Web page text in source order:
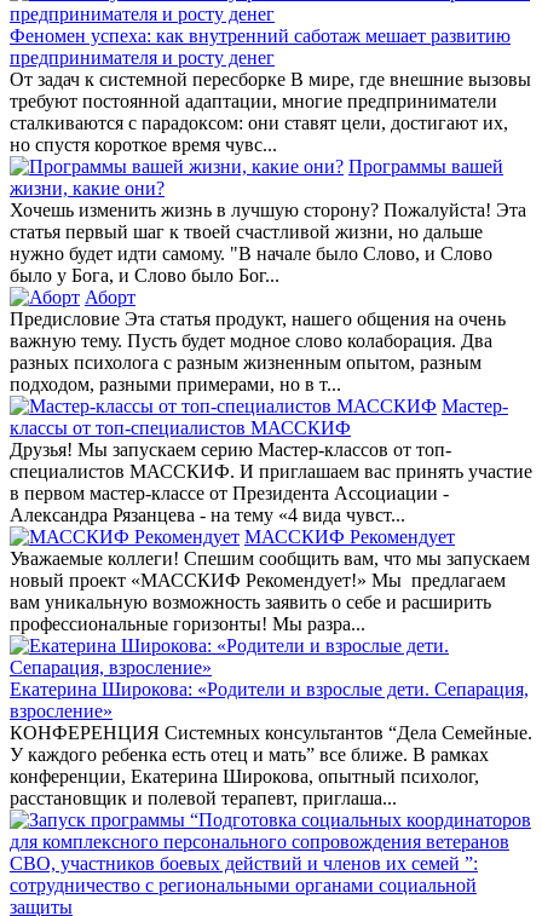
Феномен успеха: как внутренний саботаж мешает развитию
предпринимателя и росту денег
От задач к системной пересборке В мире, где внешние вызовы
требуют постоянной адаптации, многие предприниматели
сталкиваются с парадоксом: они ставят цели, достигают их,
но спустя короткое время чувс...
Программы вашей
жизни, какие они?
Хочешь изменить жизнь в лучшую сторону? Пожалуйста! Эта
статья первый шаг к твоей счастливой жизни, но дальше
нужно будет идти самому. "В начале было Слово, и Слово
было у Бога, и Слово было Бог...
Аборт
Предисловие Эта статья продукт, нашего общения на очень
важную тему. Пусть будет модное слово колаборация. Два
разных психолога с разным жизненным опытом, разным
подходом, разными примерами, но в т...
Мастер-
классы от топ-специалистов МАССКИФ
Друзья! Мы запускаем серию Мастер-классов от топ-
специалистов МАССКИФ. И приглашаем вас принять участие
в первом мастер-классе от Президента Ассоциации -
Александра Рязанцева - на тему «4 вида чувст...
МАССКИФ Рекомендует
Уважаемые коллеги! Спешим сообщить вам, что мы запускаем
новый проект «МАССКИФ Рекомендует!» Мы предлагаем
вам уникальную возможность заявить о себе и расширить
профессиональные горизонты! Мы разра...
Екатерина Широкова: «Родители и взрослые дети. Сепарация,
взросление»
КОНФЕРЕНЦИЯ Системных консультантов “Дела Семейные.
У каждого ребенка есть отец и мать” все ближе. В рамках
конференции, Екатерина Широкова, опытный психолог,
расстановщик и полевой терапевт, приглаша...